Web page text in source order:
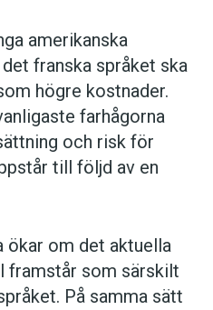
amerikanska
franska språket ska
högre kostnader.
farhågorna
och risk för
till följd av en
ökar om det aktuella
framstår som särskilt
På samma sätt